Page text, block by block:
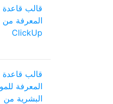
قالب قاعدة
المعرفة من
ClickUp
قالب قاعدة
المعرفة
البشرية من